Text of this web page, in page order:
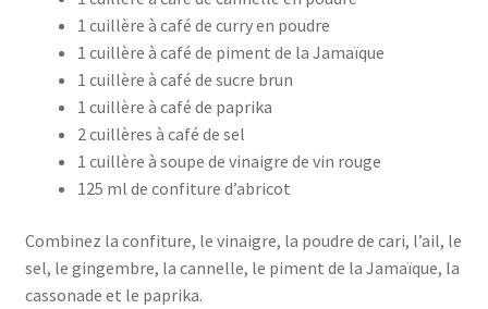
1 cuillère à café de curry en poudre
1 cuillère à café de piment de la Jamaïque
1 cuillère à café de sucre brun
1 cuillère à café de paprika
2 cuillères à café de sel
1 cuillère à soupe de vinaigre de vin rouge
125 ml de confiture d’abricot
Combinez la confiture, le vinaigre, la poudre de cari, l’ail, le
sel, le gingembre, la cannelle, le piment de la Jamaïque, la
cassonade et le paprika.